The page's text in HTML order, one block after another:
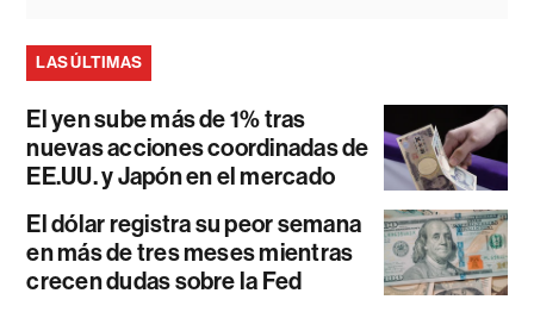
LAS ÚLTIMAS
El yen sube más de 1% tras
nuevas acciones coordinadas de
EE.UU. y Japón en el mercado
El dólar registra su peor semana
en más de tres meses mientras
crecen dudas sobre la Fed